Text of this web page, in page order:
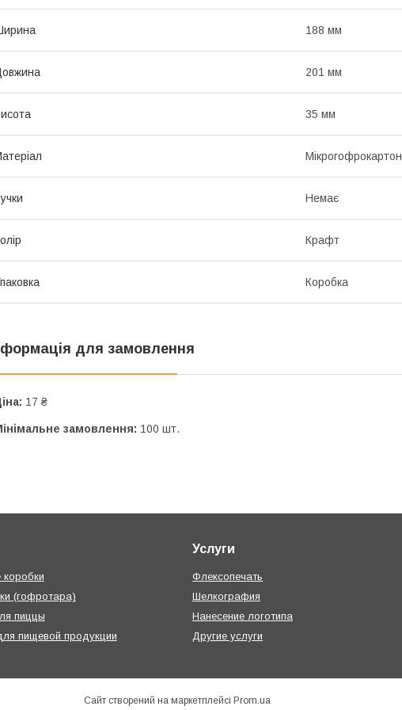
188 мм
201 мм
35 мм
Мікрогофрокартон
Немає
Крафт
Коробка
для замовлення
17 ₴
замовлення: 100 шт.
коробки
(гофротара)
пиццы
пищевой продукции
Услуги
Флексопечать
Шелкография
Нанесение логотипа
Другие услуги
Сайт створений на маркетплейсі Prom.ua